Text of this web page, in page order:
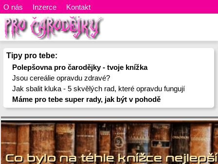
O nás Inzerce Kontakt
Tipy pro tebe:
Polepšovna pro čarodějky - tvoje knížka
Jsou cereálie opravdu zdravé?
Jak sbalit kluka - 5 skvělých rad, které opravdu fungují
Máme pro tebe super rady, jak být v pohodě